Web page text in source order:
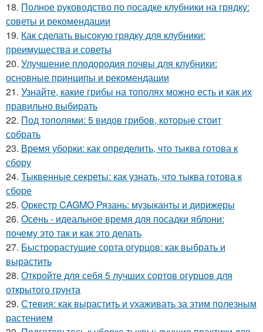
18. Полное руководство по посадке клубники на грядку:
советы и рекомендации
19. Как сделать высокую грядку для клубники:
преимущества и советы
20. Улучшение плодородия почвы для клубники:
основные принципы и рекомендации
21. Узнайте, какие грибы на тополях можно есть и как их
правильно выбирать
22. Под тополями: 5 видов грибов, которые стоит
собрать
23. Время уборки: как определить, что тыква готова к
сбору
24. Тыквенные секреты: как узнать, что тыква готова к
сборе
25. Оркестр CAGMO Рязань: музыканты и дирижеры
26. Осень - идеальное время для посадки яблони:
почему это так и как это делать
27. Быстрорастущие сорта огурцов: как выбрать и
вырастить
28. Откройте для себя 5 лучших сортов огурцов для
открытого грунта
29. Стевия: как вырастить и ухаживать за этим полезным
растением